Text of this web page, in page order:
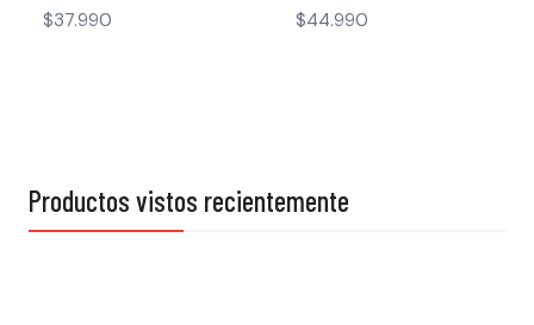
$37.990
$44.990
Productos vistos recientemente